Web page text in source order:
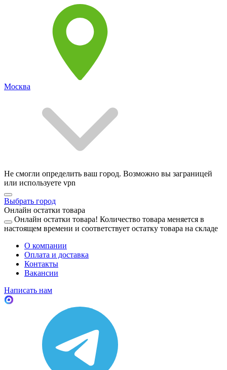
Москва
Не смогли определить ваш город. Возможно вы заграницей
или используете vpn
Выбрать город
Онлайн остатки товара
Онлайн остатки товара! Количество товара меняется в
настоящем времени и соответствует остатку товара на складе
О компании
Оплата и доставка
Контакты
Вакансии
Написать нам